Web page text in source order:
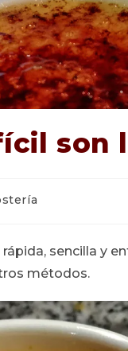
son
sencilla y
métodos.